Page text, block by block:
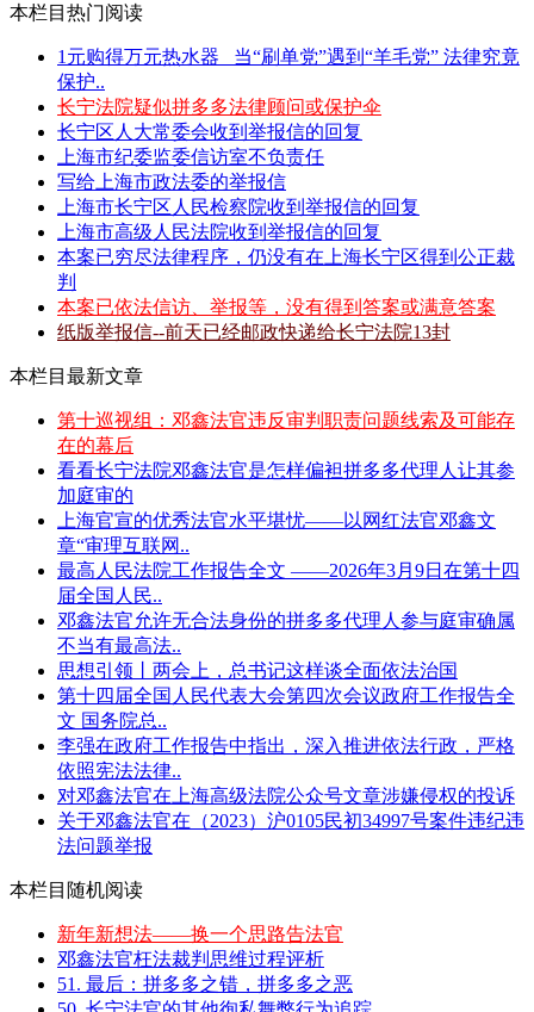
本栏目热门阅读
1元购得万元热水器 _当“刷单党”遇到“羊毛党” 法律究竟
保护..
长宁法院疑似拼多多法律顾问或保护伞
长宁区人大常委会收到举报信的回复
上海市纪委监委信访室不负责任
写给上海市政法委的举报信
上海市长宁区人民检察院收到举报信的回复
上海市高级人民法院收到举报信的回复
本案已穷尽法律程序，仍没有在上海长宁区得到公正裁
判
本案已依法信访、举报等，没有得到答案或满意答案
纸版举报信--前天已经邮政快递给长宁法院13封
本栏目最新文章
第十巡视组：邓鑫法官违反审判职责问题线索及可能存
在的幕后
看看长宁法院邓鑫法官是怎样偏袒拼多多代理人让其参
加庭审的
上海官宣的优秀法官水平堪忧——以网红法官邓鑫文
章“审理互联网..
最高人民法院工作报告全文 ——2026年3月9日在第十四
届全国人民..
邓鑫法官允许无合法身份的拼多多代理人参与庭审确属
不当有最高法..
思想引领丨两会上，总书记这样谈全面依法治国
第十四届全国人民代表大会第四次会议政府工作报告全
文 国务院总..
李强在政府工作报告中指出，深入推进依法行政，严格
依照宪法法律..
对邓鑫法官在上海高级法院公众号文章涉嫌侵权的投诉
关于邓鑫法官在（2023）沪0105民初34997号案件违纪违
法问题举报
本栏目随机阅读
新年新想法——换一个思路告法官
邓鑫法官枉法裁判思维过程评析
51. 最后：拼多多之错，拼多多之恶